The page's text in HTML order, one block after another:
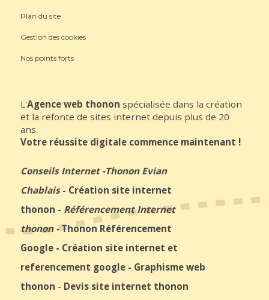
Plan du site
Gestion des cookies
Nos points forts
L'Agence web thonon spécialisée dans la création
et la refonte de sites internet depuis plus de 20
ans.
Votre réussite digitale commence maintenant !
Conseils Internet-Thonon Evian
Chablais- Création site internet
thonon - Référencement Internet
thonon-Thonon Référencement
Google - Création site internet et
referencement google - Graphisme web
thonon - Devis site internet thonon